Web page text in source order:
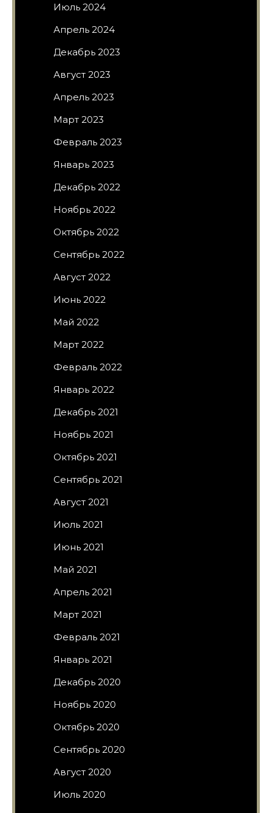
Июль 2024
Апрель 2024
Декабрь 2023
Август 2023
Апрель 2023
Март 2023
Февраль 2023
Январь 2023
Декабрь 2022
Ноябрь 2022
Октябрь 2022
Сентябрь 2022
Август 2022
Июнь 2022
Май 2022
Март 2022
Февраль 2022
Январь 2022
Декабрь 2021
Ноябрь 2021
Октябрь 2021
Сентябрь 2021
Август 2021
Июль 2021
Июнь 2021
Май 2021
Апрель 2021
Март 2021
Февраль 2021
Январь 2021
Декабрь 2020
Ноябрь 2020
Октябрь 2020
Сентябрь 2020
Август 2020
Июль 2020